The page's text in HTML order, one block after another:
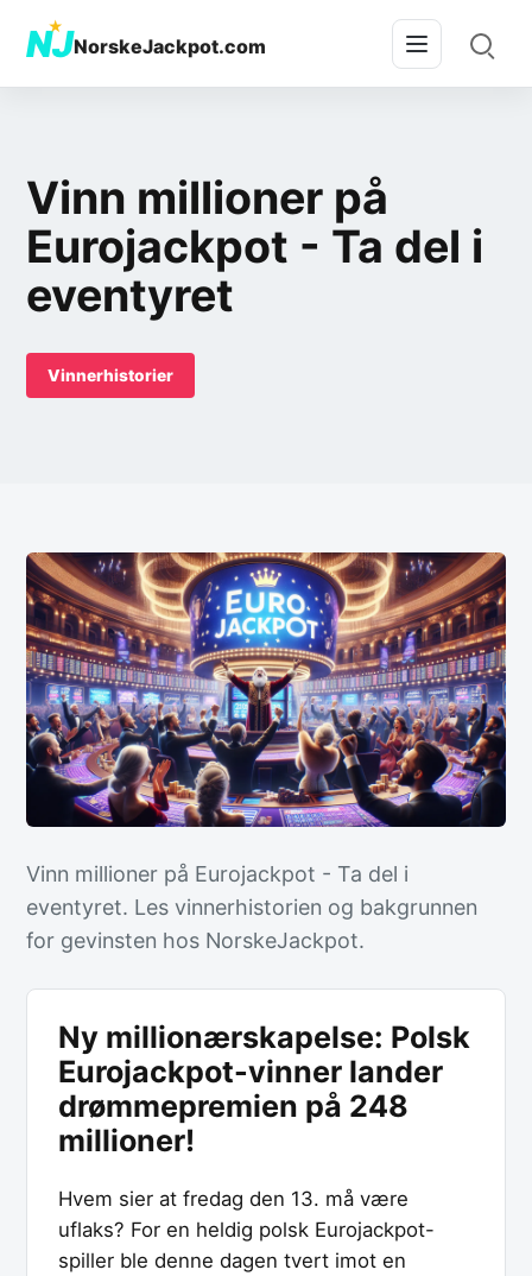
NJ
★
NorskeJackpot.com
Vinn millioner på
Eurojackpot - Ta del i
eventyret
Vinnerhistorier
Vinn millioner på Eurojackpot - Ta del i
eventyret. Les vinnerhistorien og bakgrunnen
for gevinsten hos NorskeJackpot.
Ny millionærskapelse: Polsk
Eurojackpot-vinner lander
drømmepremien på 248
millioner!
Hvem sier at fredag den 13. må være
uflaks? For en heldig polsk Eurojackpot-
spiller ble denne dagen tvert imot en